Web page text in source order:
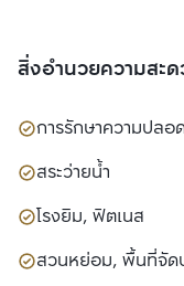
สิ่งอำนวยความสะด
การรักษาความปลอ
สระว่ายน้ำ
โรงยิม, ฟิตเนส
สวนหย่อม, พื้นที่จัด